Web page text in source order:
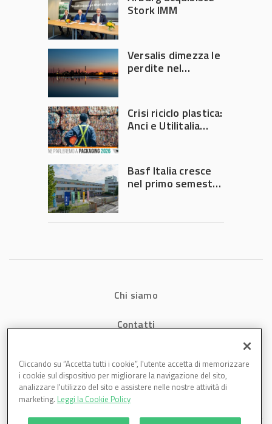
Stork IMM
Versalis dimezza le
perdite nel
Crisi riciclo plastica:
Anci e Utilitalia
Governo
Basf Italia cresce
nel primo semestre
Chi siamo
Contatti
Cookies
Cliccando su “Accetta tutti i cookie”, l'utente accetta di memorizzare
i cookie sul dispositivo per migliorare la navigazione del sito,
analizzare l'utilizzo del sito e assistere nelle nostre attività di
marketing. Leggi la Cookie Policy